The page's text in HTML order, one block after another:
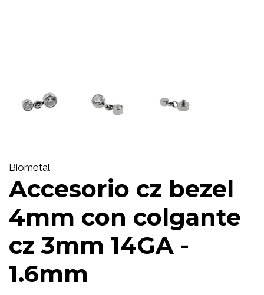
Biometal
Accesorio cz bezel
4mm con colgante
cz 3mm 14GA -
1.6mm